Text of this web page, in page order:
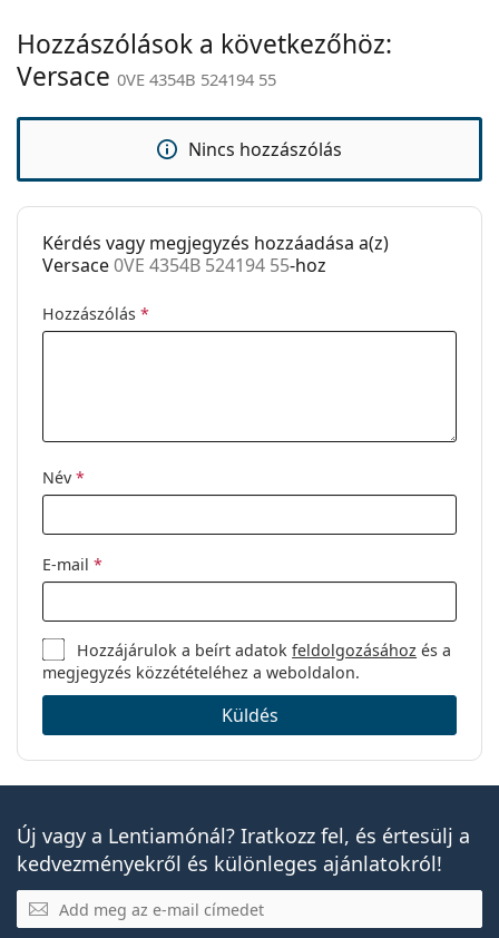
Márka:
Versace
Használat:
Divat
Kód:
0VE 4354B 524194 55
Hozzászólások a következőhöz:
Versace 0VE 4354B 524194 55
Nincs hozzászólás
Kérdés vagy megjegyzés hozzáadása a(z)
Versace0VE 4354B 524194 55-hoz
Hozzászólás *
Név *
E-mail *
Hozzájárulok a beírt adatokfeldolgozásához és a
megjegyzés közzétételéhez a weboldalon.
Küldés
Új vagy a Lentiamónál? Iratkozz fel, és értesülj a
kedvezményekről és különleges ajánlatokról!
E-mail